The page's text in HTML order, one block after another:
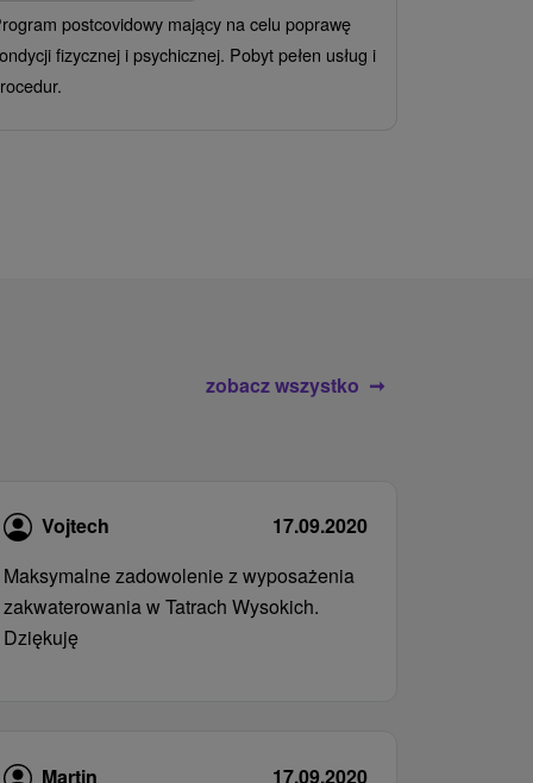
postcovidowy mający na celu poprawę
fizycznej i psychicznej. Pobyt pełen usług i
zobacz wszystko
Vojtech
17.09.2020
Maksymalne zadowolenie z wyposażenia
zakwaterowania w Tatrach Wysokich.
Dziękuję
Martin
17.09.2020